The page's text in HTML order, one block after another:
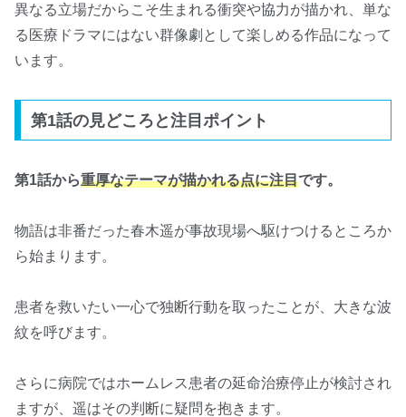
異なる立場だからこそ生まれる衝突や協力が描かれ、単な
る医療ドラマにはない群像劇として楽しめる作品になって
います。
第1話の見どころと注目ポイント
第1話から重厚なテーマが描かれる点に注目です。
物語は非番だった春木遥が事故現場へ駆けつけるところか
ら始まります。
患者を救いたい一心で独断行動を取ったことが、大きな波
紋を呼びます。
さらに病院ではホームレス患者の延命治療停止が検討され
ますが、遥はその判断に疑問を抱きます。